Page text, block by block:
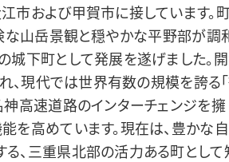
市および甲賀市に接しています。
な山岳景観と穏やかな平野部が調
城下町として発展を遂げました。
、現代では世界有数の規模を誇る
神高速道路のインターチェンジを擁
を高めています。現在は、豊かな
、三重県北部の活力ある町として